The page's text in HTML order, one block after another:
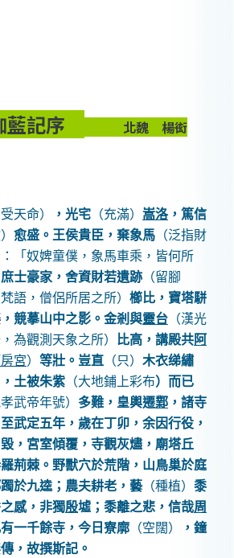
藍記序
北魏 楊衒
受天命） ，光宅 （充滿） 嵩洛，篤信
愈盛。王侯貴臣，棄象馬 （泛指財
「奴婢童僕，象馬車乘，皆何所
士豪家， 舍資財若遺跡 （留腳
梵語，僧侶所居之所） 櫛比，寶塔駢
競摹山中之影。金剎與靈台 （漢光
為觀測天象之所）
比高，講殿共阿
宮） 等壯。豈直 （只） 木衣绨繡
，土被朱紫 （大地鋪上彩布） 而已
孝武帝年號） 多難 ，皇輿遷鄴 ，諸寺
武定五年，歲在丁卯，余因行役，
毀，宮室傾覆，寺觀灰燼，廟塔丘
荊棘。野獸穴於荒階，山鳥巢於庭
於九逵；農夫耕老，藝 （種植） 黍
感，非獨殷墟；黍離之悲，信哉周
一千餘寺，今日寮廓 （空闊）
，鐘
，故撰斯記。